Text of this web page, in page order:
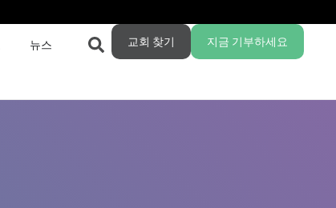
뉴스 교회 찾기 지금 기부하세요